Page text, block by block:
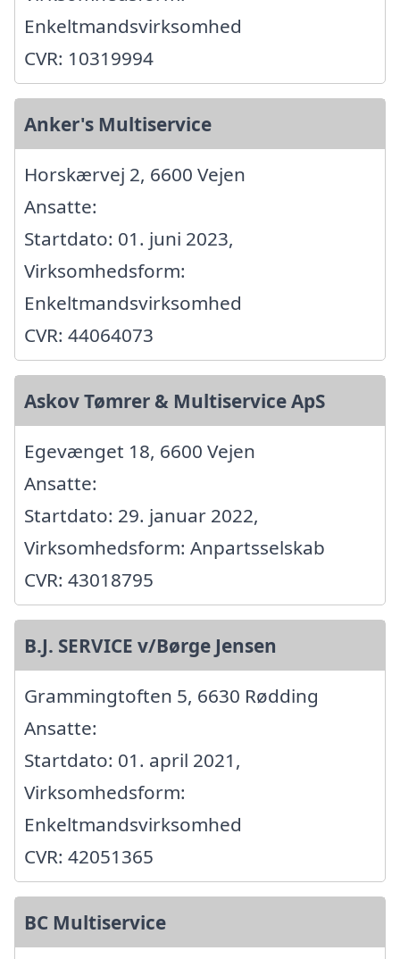
Enkeltmandsvirksomhed
CVR: 10319994
Anker's Multiservice
Horskærvej 2, 6600 Vejen
Ansatte:
Startdato: 01. juni 2023,
Virksomhedsform:
Enkeltmandsvirksomhed
CVR: 44064073
Askov Tømrer & Multiservice ApS
Egevænget 18, 6600 Vejen
Ansatte:
Startdato: 29. januar 2022,
Virksomhedsform: Anpartsselskab
CVR: 43018795
B.J. SERVICE v/Børge Jensen
Grammingtoften 5, 6630 Rødding
Ansatte:
Startdato: 01. april 2021,
Virksomhedsform:
Enkeltmandsvirksomhed
CVR: 42051365
BC Multiservice